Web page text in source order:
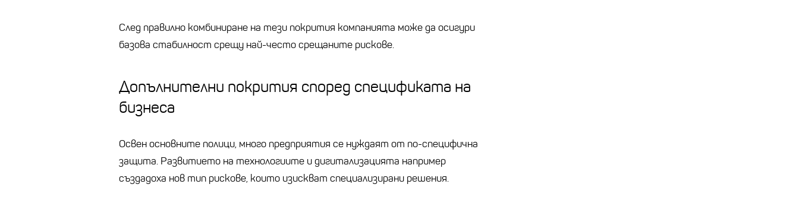
След правилно комбиниране на тези покрития компанията може да осигури
базова стабилност срещу най-често срещаните рискове.
Допълнителни покрития според спецификата на
бизнеса
Освен основните полици, много предприятия се нуждаят от по-специфична
защита. Развитието на технологиите и дигитализацията например
създадоха нов тип рискове, които изискват специализирани решения.